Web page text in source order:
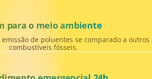
para o meio ambiente
de poluentes se comparado a outros
combustíveis fósseis.